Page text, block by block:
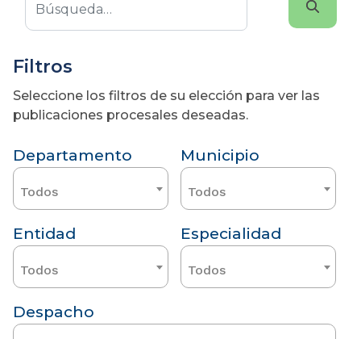
Filtros
Seleccione los filtros de su elección para ver las
publicaciones procesales deseadas.
Departamento
Todos
Municipio
Todos
Entidad
Todos
Especialidad
Todos
Despacho